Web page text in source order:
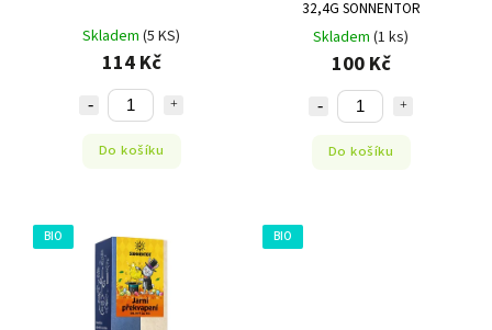
Skladem (5 KS)
114 Kč
Do košíku
32,4G SONNENTOR
Skladem (1 ks)
100 Kč
Do košíku
BIO BIO